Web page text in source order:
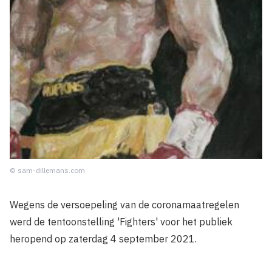
© sam-dillemans.com
Wegens de versoepeling van de coronamaatregelen
werd de tentoonstelling 'Fighters' voor het publiek
heropend op zaterdag 4 september 2021.